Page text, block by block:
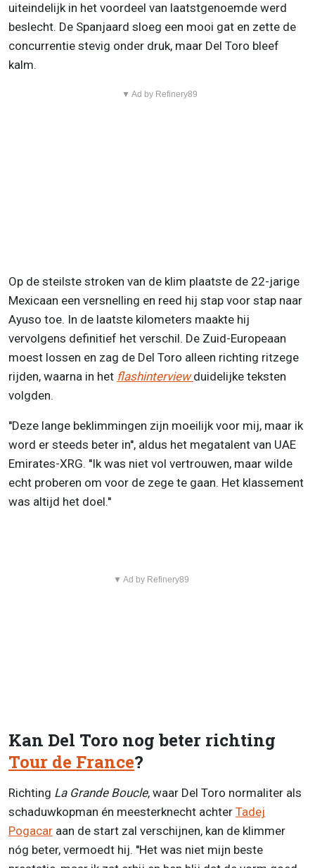
uiteindelijk in het voordeel van laatstgenoemde werd
beslecht. De Spanjaard sloeg een mooi gat en zette de
concurrentie stevig onder druk, maar Del Toro bleef
kalm.
▼ Ad by Refinery89
Op de steilste stroken van de klim plaatste de 22-jarige
Mexicaan een versnelling en reed hij stap voor stap naar
Ayuso toe. In de laatste kilometers maakte hij
vervolgens definitief het verschil. De Zuid-Europeaan
moest lossen en zag de Del Toro alleen richting ritzege
rijden, waarna in het flashinterviewduidelijke teksten
volgden.
''Deze lange beklimmingen zijn moeilijk voor mij, maar ik
word er steeds beter in'', aldus het megatalent van UAE
Emirates-XRG. ''Ik was niet vol vertrouwen, maar wilde
echt proberen om voor de zege te gaan. Het klassement
was altijd het doel.''
▼ Ad by Refinery89
Kan Del Toro nog beter richting
Tour de France?
Richting La Grande Boucle, waar Del Toro normaliter als
schaduwkopman én meesterknecht achter Tadej
Pogacar aan de start zal verschijnen, kan de klimmer
nóg beter, vermoedt hij. ''Het was niet mijn beste